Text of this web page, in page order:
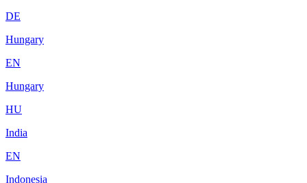
DE
Hungary
EN
Hungary
HU
India
EN
Indonesia